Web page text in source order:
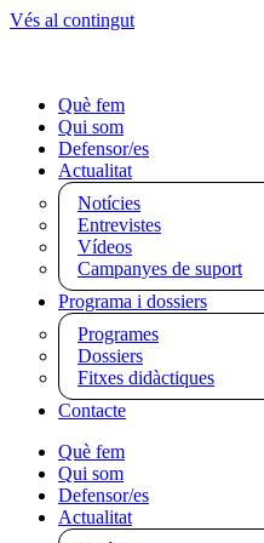
Vés al contingut
Què fem
Qui som
Defensor/es
Actualitat
Notícies
Entrevistes
Vídeos
Campanyes de suport
Programa i dossiers
Programes
Dossiers
Fitxes didàctiques
Contacte
Què fem
Qui som
Defensor/es
Actualitat